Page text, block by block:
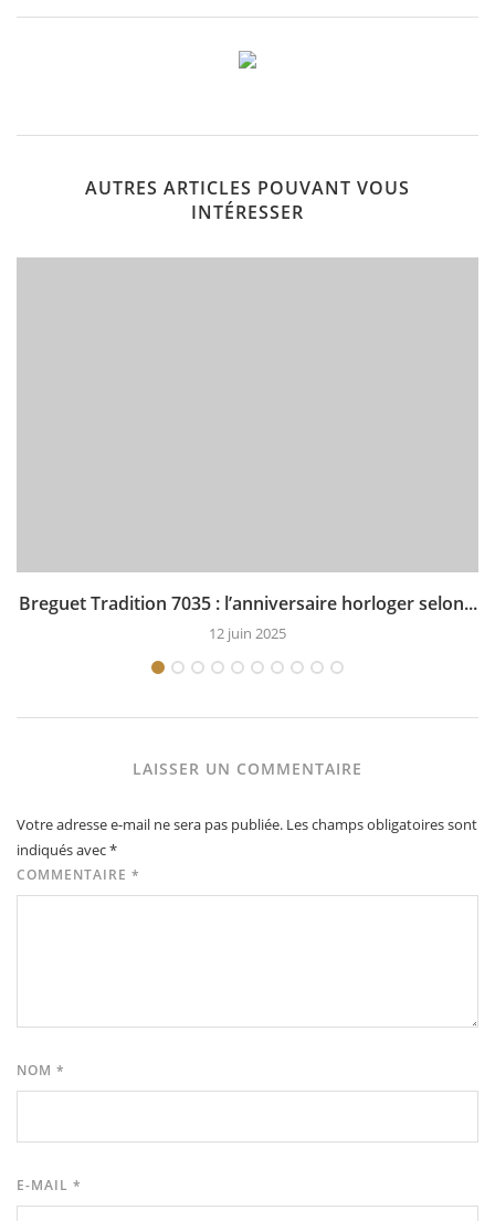
AUTRES ARTICLES POUVANT VOUS
INTÉRESSER
Breguet Tradition 7035 : l’anniversaire horloger selon...
12 juin 2025
LAISSER UN COMMENTAIRE
Votre adresse e-mail ne sera pas publiée. Les champs obligatoires sont
indiqués avec*
COMMENTAIRE *
NOM *
E-MAIL *